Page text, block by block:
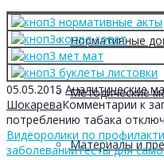
Нормативные
Методические
Материалы и
05.05.2015 Аналитические
ШокареваКомментарии к
потреблению табака
Видеоролики по
заболеванийТесты для